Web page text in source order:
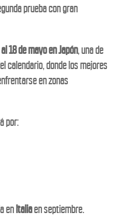
prueba con gran
18 de mayo en Japón, una de
calendario, donde los mejores
en zonas
por:
enItaliaen septiembre.